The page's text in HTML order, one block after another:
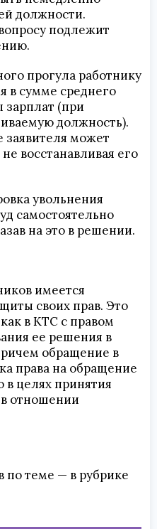
должности.
подлежит
прогула работнику
в сумме среднего
зарплат (при
должность).
заявителя может
восстанавливая его
увольнения
самостоятельно
на это в решении.
имеется
своих прав. Это
в КТС с правом
ее решения в
обращение в
права на обращение
целях принятия
отношении
теме — в рубрике